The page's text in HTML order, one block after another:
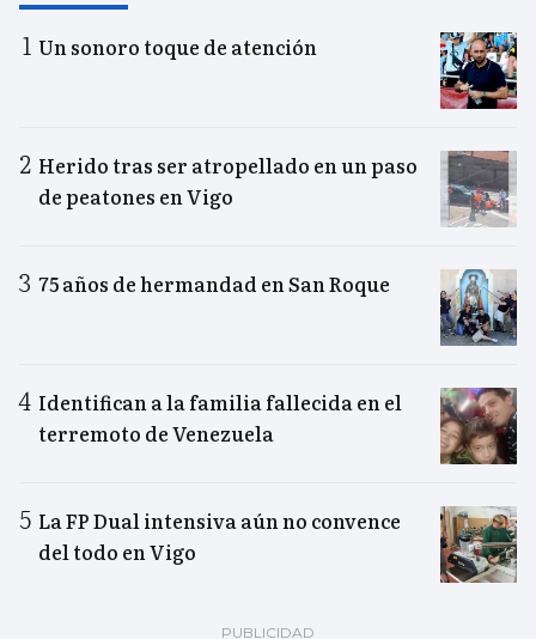
Un sonoro toque de atención
Herido tras ser atropellado en un paso
de peatones en Vigo
75 años de hermandad en San Roque
Identifican a la familia fallecida en el
terremoto de Venezuela
La FP Dual intensiva aún no convence
del todo en Vigo